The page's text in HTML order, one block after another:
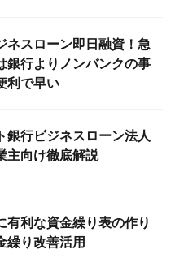
ネスローン即日融資！急
銀行よりノンバンクの事
利で早い
銀行ビジネスローン法人
主向け徹底解説
有利な資金繰り表の作り
繰り改善活用